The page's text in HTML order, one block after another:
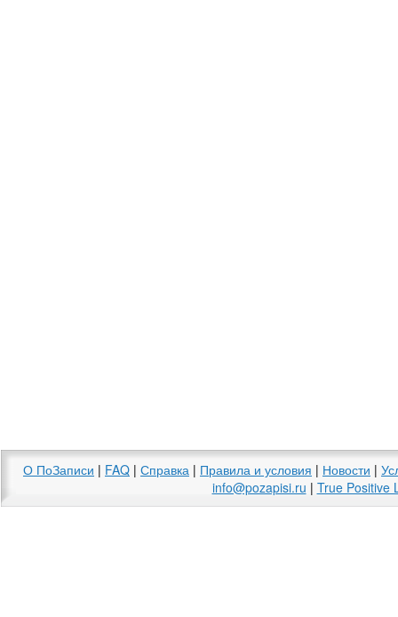
О ПоЗаписи | FAQ | Справка | Правила и условия | Новости |
info@pozapisi.ru | True Positive